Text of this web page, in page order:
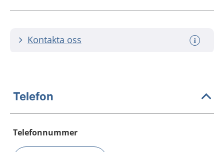
Kontakta oss
Telefon
Telefonnummer